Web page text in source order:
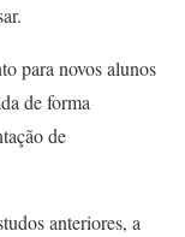
para novos alunos
de forma
de
anteriores, a